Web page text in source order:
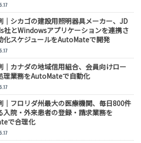
｜シカゴの建設用照明器具メーカー、JD
社とWindowsアプリケーションを連携さ
化スケジュールをAutoMateで開発
｜カナダの地域信用組合、会員向けロー
理業務をAutoMateで自動化
｜フロリダ州最大の医療機関、毎日800件
入院・外来患者の登録・請求業務を
で合理化